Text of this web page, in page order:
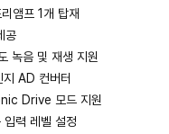
앰프 1개 탑재
공
음 및 재생 지원
AD 컨버터
Drive 모드 지원
력 레벨 설정